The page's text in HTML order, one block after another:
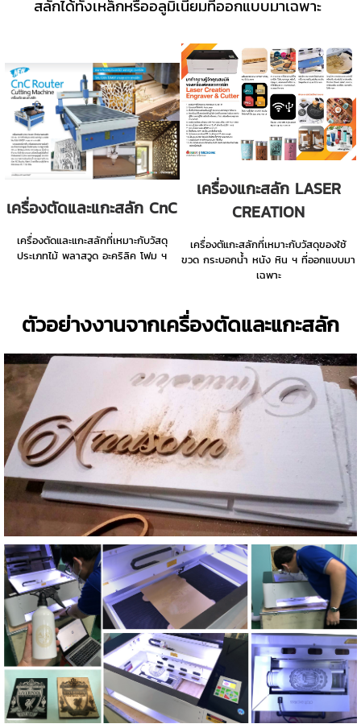
สลักได้ทั้งเหล็กหรืออลูมิเนียมที่ออกแบบมาเฉพาะ
เครื่องตัดและแกะสลัก CnC
เครื่องตัดและแกะสลักที่เหมาะกับวัสดุ
ประเภทไม้ พลาสวูด อะคริลิค โฟม ฯ
เครื่องแกะสลัก LASER
CREATION
เครื่องตัแกะสลักที่เหมาะกับวัสดุของใช้
ขวด กระบอกน้ำ หนัง หิน ฯ ที่ออกแบบมา
เฉพาะ
ตัวอย่างงานจากเครื่องตัดและแกะสลัก